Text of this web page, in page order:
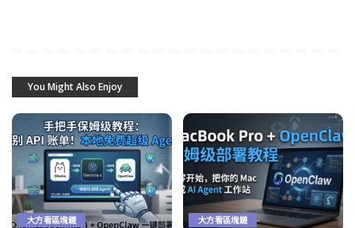
You Might Also Enjoy
大方看區塊鏈 大方看區塊鏈